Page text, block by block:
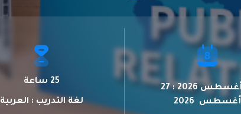
23 أغسطس 2026 : 27
أغسطس 2026
25 ساعة
لغة التدريب : العربية